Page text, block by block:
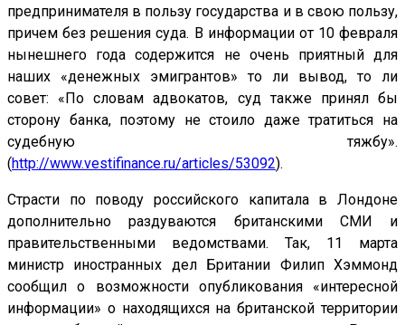
предпринимателя в пользу государства и в свою пользу,
причем без решения суда. В информации от 10 февраля
нынешнего года содержится не очень приятный для
наших «денежных эмигрантов» то ли вывод, то ли
совет: «По словам адвокатов, суд также принял бы
сторону банка, поэтому не стоило даже тратиться на
судебную тяжбу».
(http://www.vestifinance.ru/articles/53092).
Страсти по поводу российского капитала в Лондоне
дополнительно раздуваются британскими СМИ и
правительственными ведомствами. Так, 11 марта
министр иностранных дел Британии Филип Хэммонд
сообщил о возможности опубликования «интересной
информации» о находящихся на британской территории